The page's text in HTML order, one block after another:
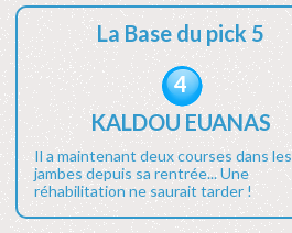
La Base du pick 5
4
KALDOU EUANAS
Il a maintenant deux courses dans les
jambes depuis sa rentrée... Une
réhabilitation ne saurait tarder !